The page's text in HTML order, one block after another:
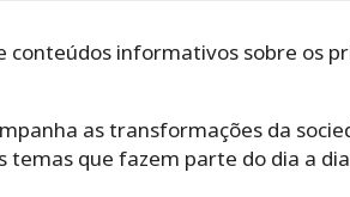
conteúdos informativos sobre os
as transformações da
que fazem parte do dia a